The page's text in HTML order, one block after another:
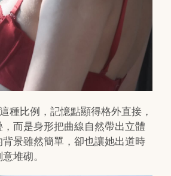
種比例，記憶點顯得格外直接，
而是身形把曲線自然帶出立體
景雖然簡單，卻也讓她出道時
堆砌。